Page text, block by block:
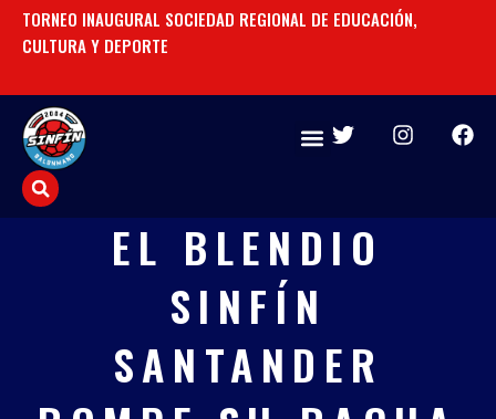
TORNEO INAUGURAL SOCIEDAD REGIONAL DE EDUCACIÓN,
CULTURA Y DEPORTE
T
t
e
I
a
F
b
EL BLENDIO
SINFÍN
SANTANDER